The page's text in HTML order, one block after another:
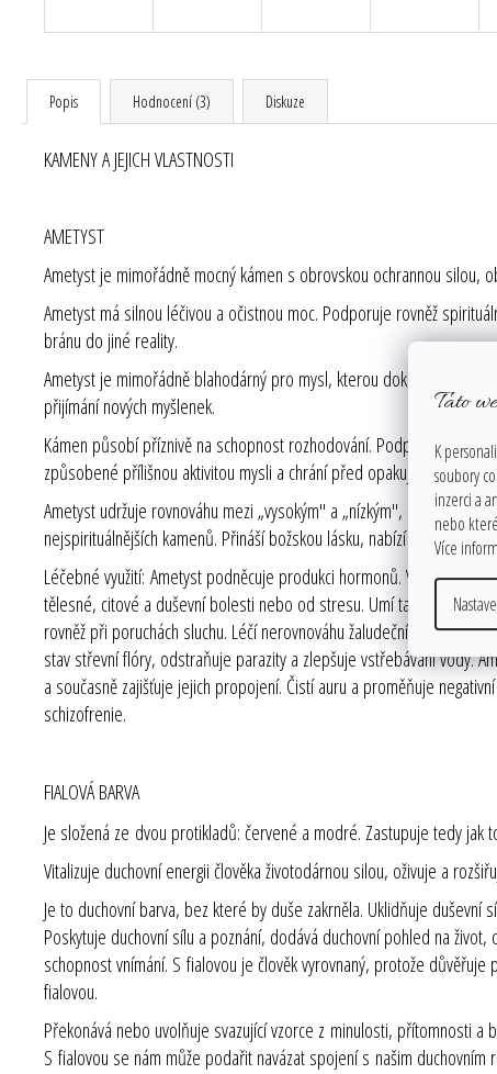
Tato
K
soubory
inzerci a
nebo
Více
Popis Hodnocení (3) Diskuze
KAMENY A JEJICH VLASTNOSTI
AMETYST
Ametyst je mimořádně mocný kámen s obrovskou ochrannou silou,
Ametyst má silnou léčivou a očistnou moc. Podporuje rovněž
bránu do jiné reality.
Ametyst je mimořádně blahodárný pro mysl, kterou dokáže podle
přijímání nových myšlenek.
Kámen působí příznivě na schopnost rozhodování. Podporuje
způsobené přílišnou aktivitou mysli a chrání před opakujícími se
Ametyst udržuje rovnováhu mezi „vysokým" a „nízkým", zvyšuje
nejspirituálnějších kamenů. Přináší božskou lásku, nabízí vhled do
Léčebné využití: Ametyst podněcuje produkci hormonů. Vylaďuje
tělesné, citové a duševní bolesti nebo od stresu. Umí také
rovněž při poruchách sluchu. Léčí nerovnováhu žaludečního a
stav střevní flóry, odstraňuje parazity a zlepšuje vstřebávání vody.
a současně zajišťuje jejich propojení. Čistí auru a proměňuje
schizofrenie.
FIALOVÁ BARVA
Je složená ze dvou protikladů: červené a modré. Zastupuje tedy
Vitalizuje duchovní energii člověka životodárnou silou, oživuje a
Je to duchovní barva, bez které by duše zakrněla. Uklidňuje
Poskytuje duchovní sílu a poznání, dodává duchovní pohled na
schopnost vnímání. S fialovou je člověk vyrovnaný, protože
fialovou.
Překonává nebo uvolňuje svazující vzorce z minulosti, přítomnosti
S fialovou se nám může podařit navázat spojení s našim